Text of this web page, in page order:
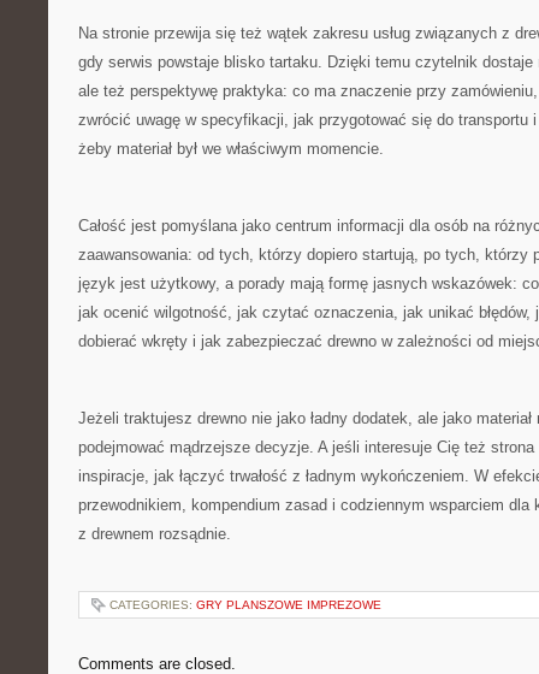
Na stronie przewija się też wątek zakresu usług związanych z
gdy serwis powstaje blisko tartaku. Dzięki temu czytelnik
ale też perspektywę praktyka: co ma znaczenie przy
zwrócić uwagę w specyfikacji, jak przygotować się do transportu
żeby materiał był we właściwym momencie.
Całość jest pomyślana jako centrum informacji dla osób na
zaawansowania: od tych, którzy dopiero startują, po tych, którzy
język jest użytkowy, a porady mają formę jasnych wskazówek:
jak ocenić wilgotność, jak czytać oznaczenia, jak unikać błędów,
dobierać wkręty i jak zabezpieczać drewno w zależności od
Jeżeli traktujesz drewno nie jako ładny dodatek, ale jako
podejmować mądrzejsze decyzje. A jeśli interesuje Cię też
inspiracje, jak łączyć trwałość z ładnym wykończeniem. W
przewodnikiem, kompendium zasad i codziennym wsparciem dla
z drewnem rozsądnie.
CATEGORIES: GRY PLANSZOWE IMPREZOWE
Comments are closed.